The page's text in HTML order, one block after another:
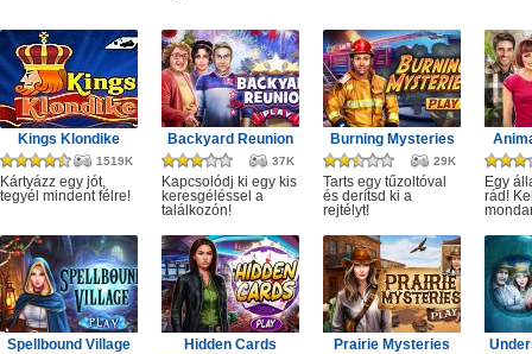
Kings Klondike
1519K
Kártyázz egy jót,
tegyél mindent félre!
Backyard Reunion
37K
Kapcsolódj ki egy kis
keresgéléssel a
találkozón!
Burning Mysteries
29K
Tarts egy tűzoltóval
és derítsd ki a
rejtélyt!
Egy
rád!
Spellbound Village Hidden Cards Prairie Mysteries